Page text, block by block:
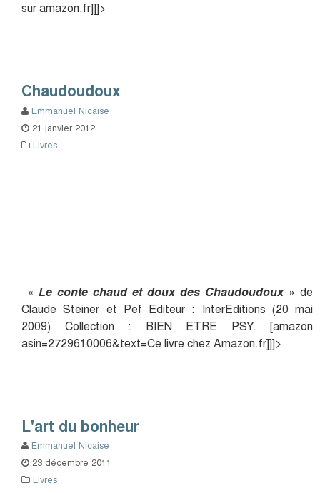
sur amazon.fr]]]>
Chaudoudoux
Emmanuel Nicaise
21 janvier 2012
Livres
« Le conte chaud et doux des Chaudoudoux» de
Claude Steiner et Pef Editeur : InterEditions (20 mai
2009) Collection : BIEN ETRE PSY. [amazon
asin=2729610006&text=Ce livre chez Amazon.fr]]]>
L'art du bonheur
Emmanuel Nicaise
23 décembre 2011
Livres